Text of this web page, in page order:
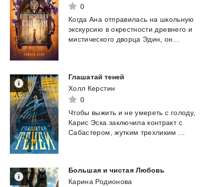
0
Когда Ана отправилась на школьную
экскурсию в окрестности древнего и
мистического дворца Эдин, он...
Глашатай теней
Холл Керстин
0
Чтобы выжить и не умереть с голоду,
Карис Эска заключила контракт с
Сабастером, жутким трехликим ...
Большая и чистая Любовь
Карина Родионова